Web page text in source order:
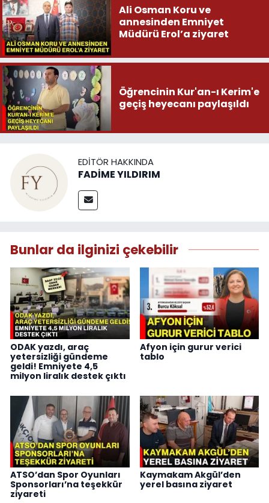
Ali Osman Koru ve
annesinden Emniyet
Müdürü Erol’a ziyaret
Öğrencinin Kur'an-ı Kerim'e
geçiş heyecanı paylaşıldı
EDITÖR HAKKINDA
FADİME YILDIRIM
Bunlar da ilginizi çekebilir
ODAK yazdı, araç
yetersizliği gündeme
geldi! Emniyete 4,5
milyon liralık destek çıktı
Afyon için gurur verici
tablo
ATSO’dan Spor Oyunları
Sponsorları’na teşekkür
ziyareti
Kaymakam Akgül’den
yerel basına ziyaret